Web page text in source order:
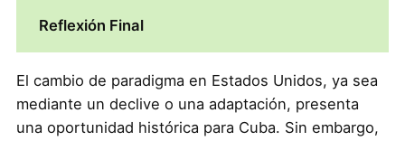
Reflexión Final
El cambio de paradigma en Estados Unidos, ya sea
mediante un declive o una adaptación, presenta
una oportunidad histórica para Cuba. Sin embargo,